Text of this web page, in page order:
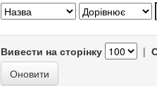
Вивести на сторінку |